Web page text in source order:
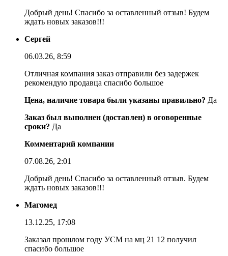
Добрый день! Спасибо за оставленный отзыв! Будем
ждать новых заказов!!!
Сергей
06.03.26, 8:59
Отличная компания заказ отправили без задержек
рекомендую продавца спасибо большое
Цена, наличие товара были указаны правильно? Да
Заказ был выполнен (доставлен) в оговоренные
сроки? Да
Комментарий компании
07.08.26, 2:01
Добрый день! Спасибо за оставленный отзыв. Будем
ждать новых заказов!!!
Магомед
13.12.25, 17:08
Заказал прошлом году УСМ на мц 21 12 получил
спасибо большое